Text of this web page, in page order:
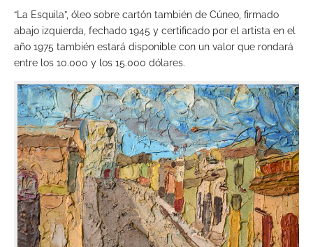
“La Esquila”, óleo sobre cartón también de Cúneo, firmado
abajo izquierda, fechado 1945 y certificado por el artista en el
año 1975 también estará disponible con un valor que rondará
entre los 10.000 y los 15.000 dólares.